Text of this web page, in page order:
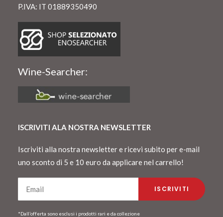
P.IVA: IT 01889350490
Wine-Searcher:
ISCRIVITI ALA NOSTRA NEWSLETTER
Iscriviti alla nostra newsletter e ricevi subito per e-mail
uno sconto di 5 e 10 euro da applicare nel carrello!
*Dall’offerta sono esclusi i prodotti rari e da collezione